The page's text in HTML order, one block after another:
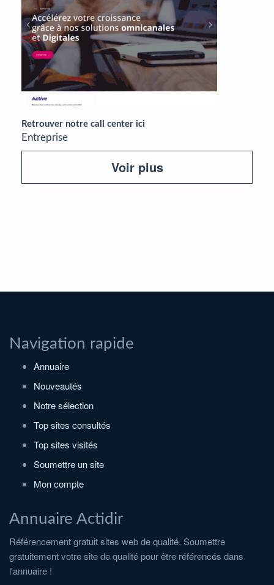
Retrouver notre call center ici
Entreprise
Voir plus
Navigation rapide
Annuaire
Nouveautés
Notre sélection
Top sites consultés
Top sites visités
Soumettre un site
Mon compte
Annuaire Actidir
Référencement gratuit sites web de qualité. Soumettre
gratuitement votre site de qualité pour être référencés dans
l'annuaire !